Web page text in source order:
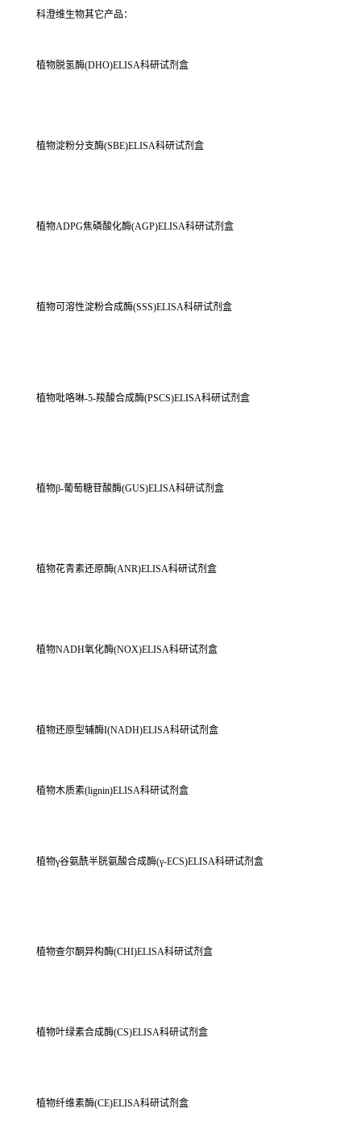
科澄维生物其它产品：
植物脱氢酶(DHO)ELISA科研试剂盒
植物淀粉分支酶(SBE)ELISA科研试剂盒
植物ADPG焦磷酸化酶(AGP)ELISA科研试剂盒
植物可溶性淀粉合成酶(SSS)ELISA科研试剂盒
植物吡咯啉-5-羧酸合成酶(PSCS)ELISA科研试剂盒
植物β-葡萄糖苷酸酶(GUS)ELISA科研试剂盒
植物花青素还原酶(ANR)ELISA科研试剂盒
植物NADH氧化酶(NOX)ELISA科研试剂盒
植物还原型辅酶I(NADH)ELISA科研试剂盒
植物木质素(lignin)ELISA科研试剂盒
植物γ谷氨酰半胱氨酸合成酶(γ-ECS)ELISA科研试剂盒
植物查尔酮异构酶(CHI)ELISA科研试剂盒
植物叶绿素合成酶(CS)ELISA科研试剂盒
植物纤维素酶(CE)ELISA科研试剂盒